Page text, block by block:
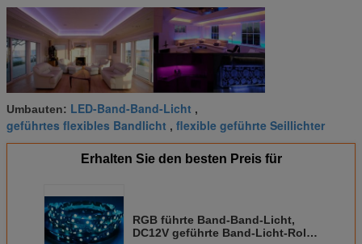
Umbauten: LED-Band-Band-Licht ,
geführtes flexibles Bandlicht , flexible geführte Seillichter
Erhalten Sie den besten Preis für
RGB führte Band-Band-Licht,
DC12V geführte Band-Licht-Rolle